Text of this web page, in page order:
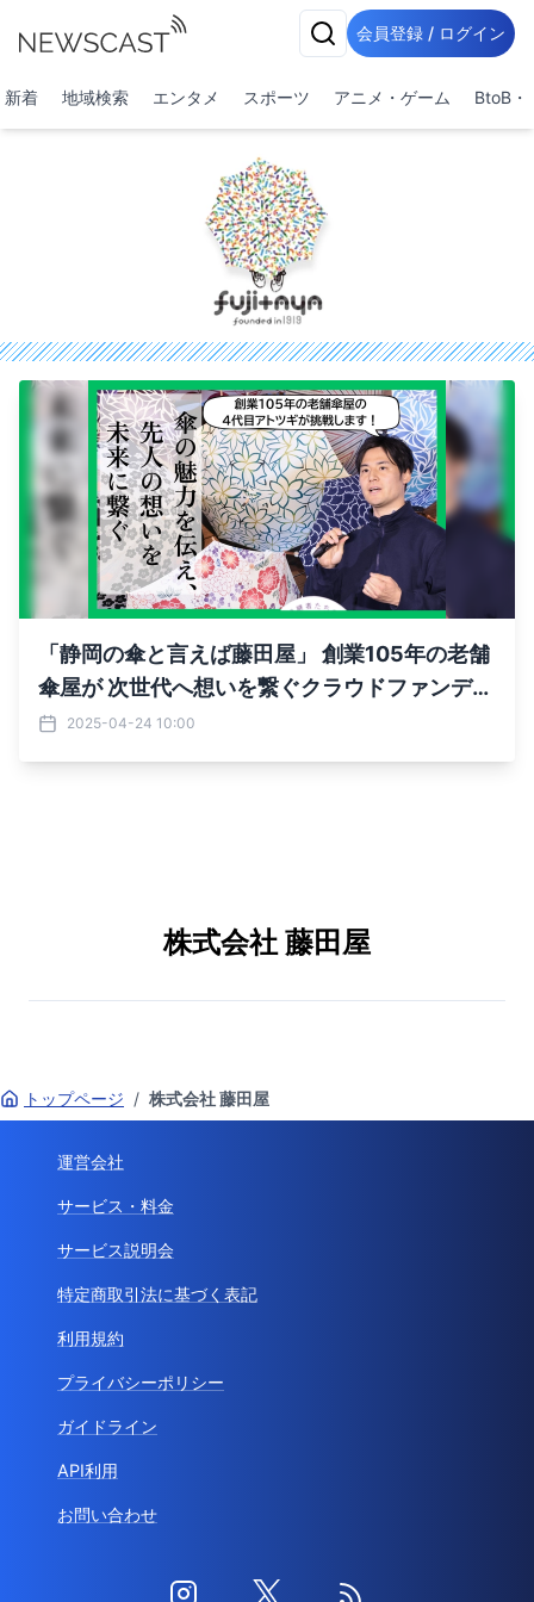
会員登録 / ログイン
新着 地域検索 エンタメ スポーツ アニメ・ゲーム BtoB・
「静岡の傘と言えば藤田屋」 創業105年の老舗
傘屋が 次世代へ想いを繋ぐクラウドファンディ
ングを4月24日に開始
2025-04-24 10:00
株式会社 藤田屋
トップページ / 株式会社 藤田屋
運営会社
サービス・料金
サービス説明会
特定商取引法に基づく表記
利用規約
プライバシーポリシー
ガイドライン
API利用
お問い合わせ